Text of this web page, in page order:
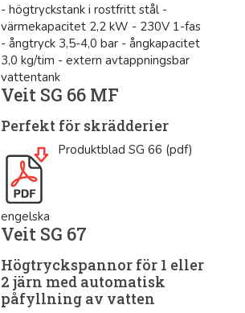
- högtryckstank i rostfritt stål -
värmekapacitet 2,2 kW - 230V 1-fas
- ångtryck 3,5-4,0 bar - ångkapacitet
3,0 kg/tim - extern avtappningsbar
vattentank
Veit SG 66 MF
Perfekt för skrädderier
Produktblad SG 66 (pdf)
engelska
Veit SG 67
Högtryckspannor för 1 eller
2 järn med automatisk
påfyllning av vatten